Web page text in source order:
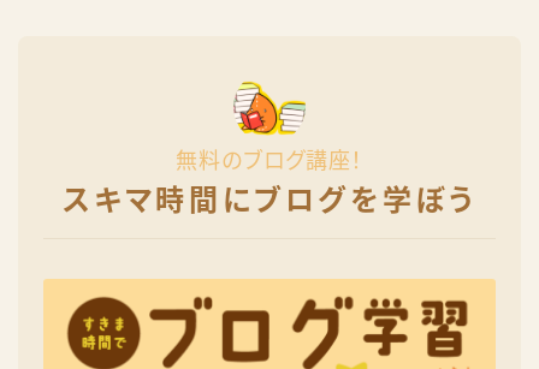
無料のブログ講座！
スキマ時間にブログを学ぼう